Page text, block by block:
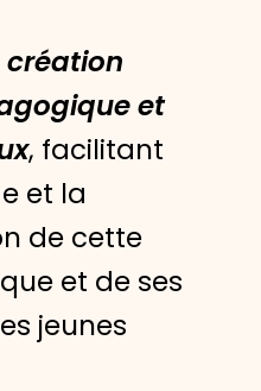
création
et
, facilitant
et la
de cette
et de ses
jeunes